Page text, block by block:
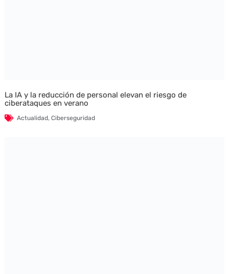
La IA y la reducción de personal elevan el riesgo de
ciberataques en verano
Actualidad, Ciberseguridad